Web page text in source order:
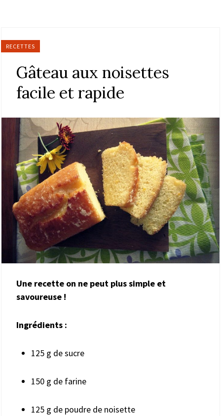
RECETTES
Gâteau aux noisettes
facile et rapide
Une recette on ne peut plus simple et
savoureuse !
Ingrédients :
125 g de sucre
150 g de farine
125 g de poudre de noisette